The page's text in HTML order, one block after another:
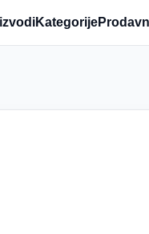
Kategorije